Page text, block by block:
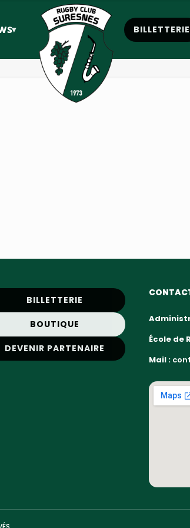
▾ BILLETTERIE
BILLETTERIE
BOUTIQUE
DEVENIR PARTENAIRE
École de
Mail :